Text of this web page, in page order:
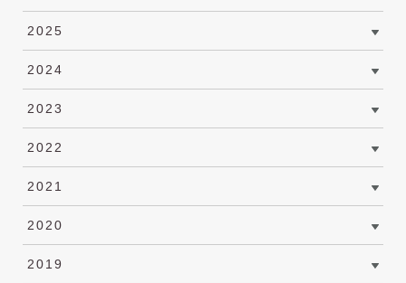
2025
2024
2023
2022
2021
2020
2019